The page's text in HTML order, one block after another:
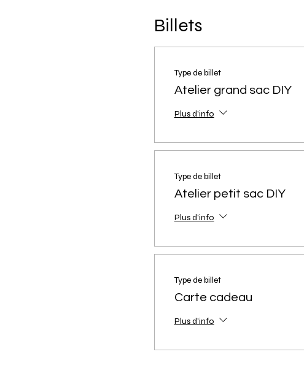
Billets
Type de billet
Atelier grand sac DIY
Plus d'info
Type de billet
Atelier petit sac DIY
Plus d'info
Type de billet
Carte cadeau
Plus d'info